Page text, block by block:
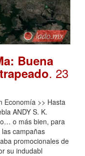
Buena
. 23
Economía >> Hasta
ANDY S. K.
o más bien, para
campañas
promocionales de
su indudabl